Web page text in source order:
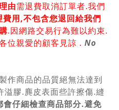
由需退費取消訂單者.我們
用,不包含您退回給我們
.因網路交易行為難以約束.
位親愛的顧客見諒 . No
商品的品質絕無法達到
溢膠.麂皮表面些許擦傷.縫
會仔細檢查商品部分.避免